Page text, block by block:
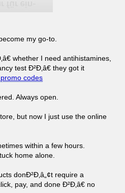
my go-to.
whether I need antihistamines,
test Ð²Ð‚â€ they got it
codes
Always open.
but now I just use the online
within a few hours.
home alone.
donÐ²Ð‚â„¢t require a
pay, and done Ð²Ð‚â€ no